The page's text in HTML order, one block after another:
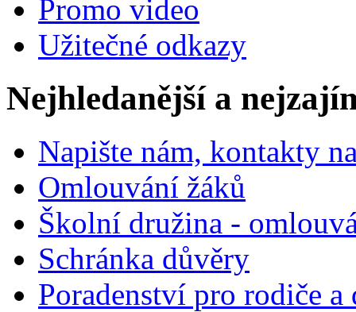
Promo video
Užitečné odkazy
Nejhledanější a
Napište nám, kontakty
Omlouvání žáků
Školní družina -
Schránka důvěry
Poradenství pro rodiče